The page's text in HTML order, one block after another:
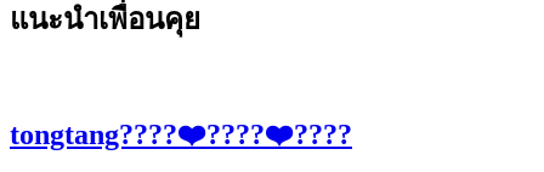
แนะนำเพื่อนคุย
tongtang????❤️‍????❤️‍????